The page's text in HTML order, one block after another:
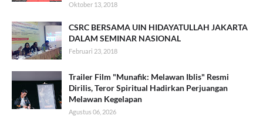
Oktober 13, 2018
CSRC BERSAMA UIN HIDAYATULLAH JAKARTA
DALAM SEMINAR NASIONAL
Februari 23, 2018
Trailer Film "Munafik: Melawan Iblis" Resmi
Dirilis, Teror Spiritual Hadirkan Perjuangan
Melawan Kegelapan
Agustus 06, 2026